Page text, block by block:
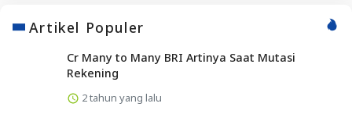
Artikel Populer
Cr Many to Many BRI Artinya Saat Mutasi
Rekening
2 tahun yang lalu